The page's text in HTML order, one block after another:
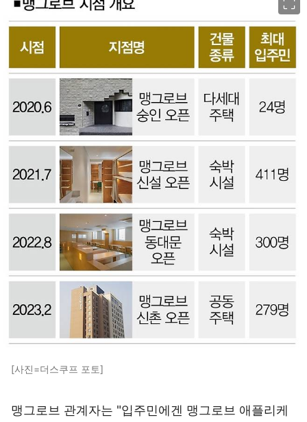
[사진=더스쿠프 포토]
맹그로브 관계자는 "입주민에겐 맹그로브 애플리케